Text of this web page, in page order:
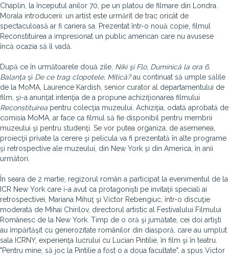
Chaplin, la începutul anilor 70, pe un platou de filmare din Londra.
Morala introducerii: un artist este urmărit de trac oricât de
spectaculoasă ar fi cariera sa. Prezentat într-o nouă copie, filmul
Reconstituirea a impresionat un public american care nu avusese
încă ocazia să îl vadă.
După ce în următoarele două zile, Niki şi Flo, Duminică la ora 6,
Balanţa şi De ce trag clopotele, Mitică?au continuat să umple sălile
de la MoMA, Laurence Kardish, senior curator al departamentului de
film, şi-a anunţat intenţia de a propune achiziţionarea filmului
Reconstituirea pentru colecţia muzeului. Achiziţia, odată aprobată de
comisia MoMA, ar face ca filmul să fie disponibil pentru membrii
muzeului şi pentru studenţi. Se vor putea organiza, de asemenea,
proiecţii private la cerere şi pelicula va fi prezentată în alte programe
şi retrospective ale muzeului, din New York şi din America, în anii
următori.
În seara de 2 martie, regizorul român a participat la evenimentul de la
ICR New York care i-a avut ca protagonişti pe invitaţii speciali ai
retrospectivei, Mariana Mihuţ şi Victor Rebengiuc, într-o discuţie
moderată de Mihai Chirilov, directorul artistic al Festivalului Filmului
Românesc de la New York. Timp de o oră şi jumătate, cei doi artişti
au împărtăşit cu generozitate românilor din diasporă, care au umplut
sala ICRNY, experienţa lucrului cu Lucian Pintilie, în film şi în teatru.
"Pentru mine, să joc la Pintilie a fost o a doua facultate", a spus Victor